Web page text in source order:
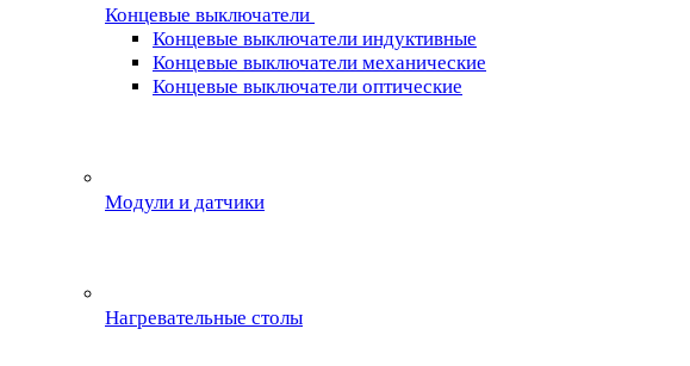
Концевые выключатели
Концевые выключатели индуктивные
Концевые выключатели механические
Концевые выключатели оптические
Модули и датчики
Нагревательные столы